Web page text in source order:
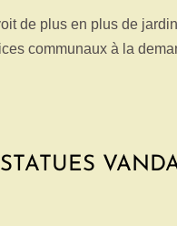
de plus en plus de
communaux à la
STATUES